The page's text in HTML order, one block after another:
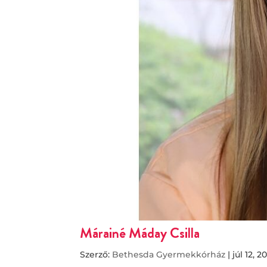
Márainé Máday Csilla
Szerző: Bethesda Gyermekkórház | júl 12,